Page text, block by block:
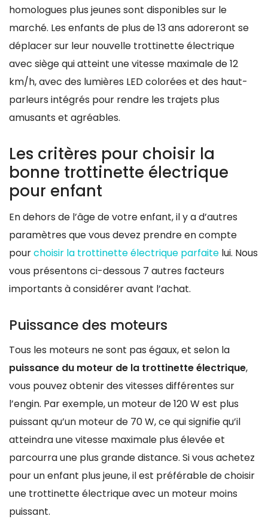
homologues plus jeunes sont disponibles sur le
marché. Les enfants de plus de 13 ans adoreront se
déplacer sur leur nouvelle trottinette électrique
avec siège qui atteint une vitesse maximale de 12
km/h, avec des lumières LED colorées et des haut-
parleurs intégrés pour rendre les trajets plus
amusants et agréables.
Les critères pour choisir la
bonne trottinette électrique
pour enfant
En dehors de l’âge de votre enfant, il y a d’autres
paramètres que vous devez prendre en compte
pourchoisir la trottinette électrique parfaite lui. Nous
vous présentons ci-dessous 7 autres facteurs
importants à considérer avant l’achat.
Puissance des moteurs
Tous les moteurs ne sont pas égaux, et selon la
puissance du moteur de la trottinette électrique,
vous pouvez obtenir des vitesses différentes sur
l’engin. Par exemple, un moteur de 120 W est plus
puissant qu’un moteur de 70 W, ce qui signifie qu’il
atteindra une vitesse maximale plus élevée et
parcourra une plus grande distance. Si vous achetez
pour un enfant plus jeune, il est préférable de choisir
une trottinette électrique avec un moteur moins
puissant.